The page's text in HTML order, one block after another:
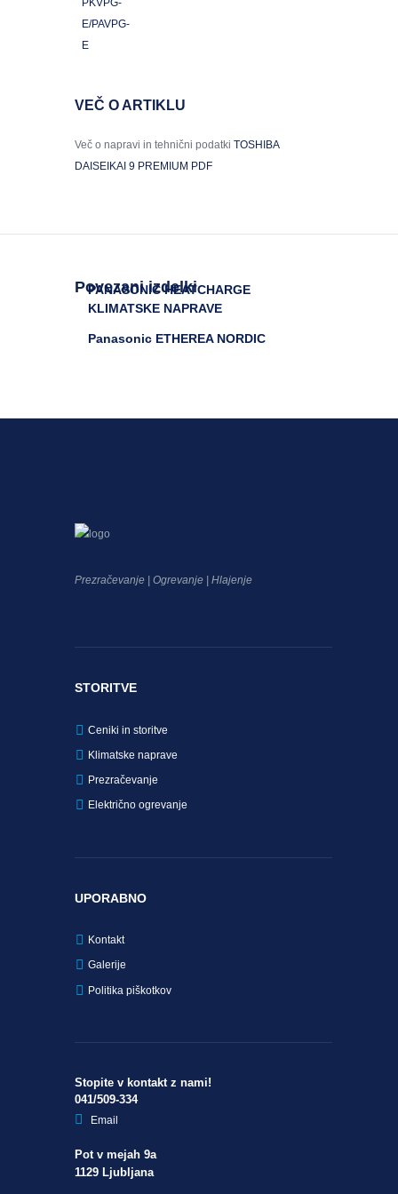
E/PAVPG-
E
VEČ O ARTIKLU
Več o napravi in tehnični podatki TOSHIBA
DAISEIKAI 9 PREMIUM PDF
Povezani izdelki
PANASONIC HEATCHARGE
KLIMATSKE NAPRAVE
Panasonic ETHEREA NORDIC
Prezračevanje | Ogrevanje | Hlajenje
STORITVE
Ceniki in storitve
Klimatske naprave
Prezračevanje
Električno ogrevanje
UPORABNO
Kontakt
Galerije
Politika piškotkov
Stopite v kontakt z nami!
041/509-334
Email
Pot v mejah 9a
1129 Ljubljana